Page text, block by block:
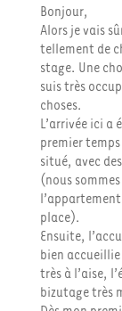
Bonjour,
Alors je vais
tellement de
stage. Une
suis très
choses.
L’arrivée ici a
premier
situé, avec
(nous
place).
Ensuite,
bien
très à l’aise,
bizutage très